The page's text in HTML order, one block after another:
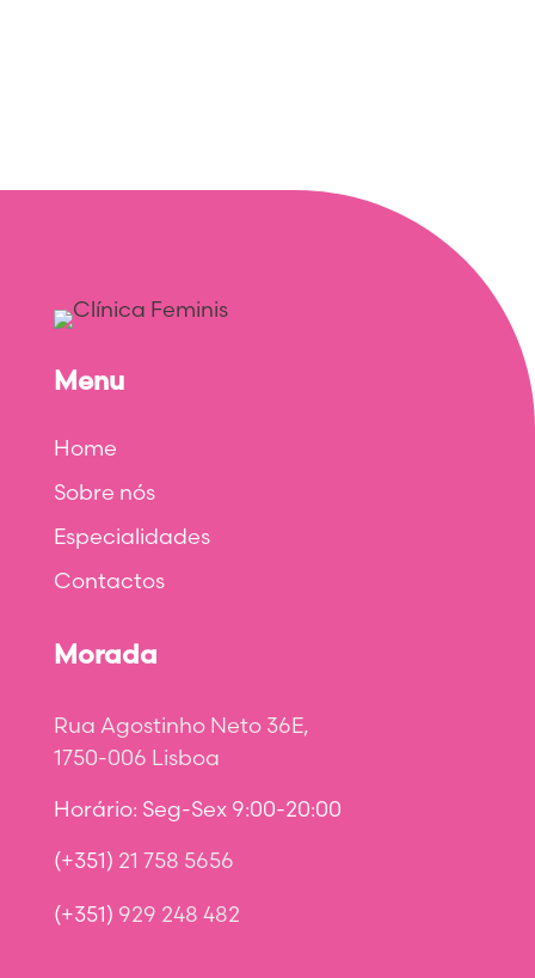
Menu
Home
Sobre nós
Especialidades
Contactos
Morada
Rua Agostinho Neto 36E,
1750-006 Lisboa
Horário: Seg-Sex 9:00-20:00
(+351) 21 758 5656
(+351) 929 248 482